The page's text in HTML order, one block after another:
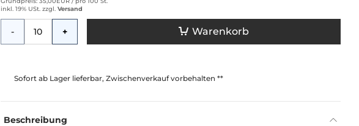
inkl. 19% USt. zzgl. Versand
- + Warenkorb
Sofort ab Lager lieferbar, Zwischenverkauf vorbehalten **
Beschreibung